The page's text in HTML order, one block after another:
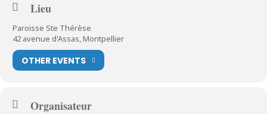
Lieu
Paroisse Ste Thérèse
42 avenue d'Assas, Montpellier
OTHER EVENTS
Organisateur